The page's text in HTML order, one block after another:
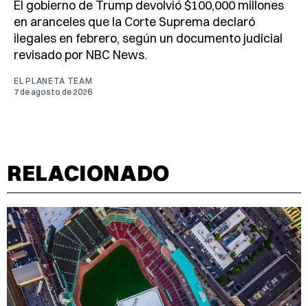
El gobierno de Trump devolvió $100,000 millones
en aranceles que la Corte Suprema declaró
ilegales en febrero, según un documento judicial
revisado por NBC News.
EL PLANETA TEAM
7 de agosto de 2026
RELACIONADO